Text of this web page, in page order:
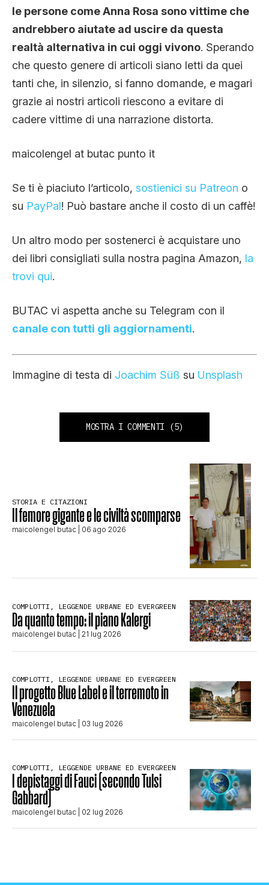
le persone come Anna Rosa sono vittime che
andrebbero aiutate ad uscire da questa
realtà alternativa in cui oggi vivono. Sperando
che questo genere di articoli siano letti da quei
tanti che, in silenzio, si fanno domande, e magari
grazie ai nostri articoli riescono a evitare di
cadere vittime di una narrazione distorta.
maicolengel at butac punto it
Se ti è piaciuto l’articolo, sostienici su Patreon o
su PayPal! Può bastare anche il costo di un caffè!
Un altro modo per sostenerci è acquistare uno
dei libri consigliati sulla nostra pagina Amazon, la
trovi qui.
BUTAC vi aspetta anche su Telegram con il
canale con tutti gli aggiornamenti.
Immagine di testa di Joachim Süß su Unsplash
MOSTRA I COMMENTI (5)
STORIA E CITAZIONI
Il femore gigante e le civiltà scomparse
maicolengel butac | 06 ago 2026
COMPLOTTI, LEGGENDE URBANE ED EVERGREEN
Da quanto tempo: il piano Kalergi
maicolengel butac | 21 lug 2026
COMPLOTTI, LEGGENDE URBANE ED EVERGREEN
Il progetto Blue Label e il terremoto in
Venezuela
maicolengel butac | 03 lug 2026
COMPLOTTI, LEGGENDE URBANE ED EVERGREEN
I depistaggi di Fauci (secondo Tulsi
Gabbard)
maicolengel butac | 02 lug 2026